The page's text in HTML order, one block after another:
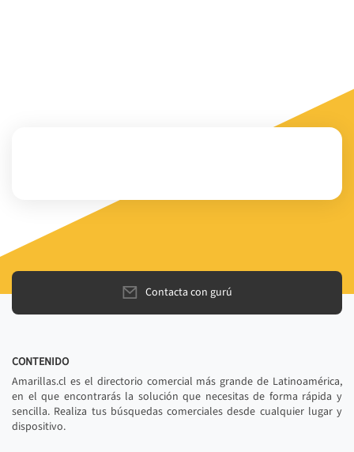
Contacta con gurú
CONTENIDO
Amarillas.cl es el directorio comercial más grande de Latinoamérica,
en el que encontrarás la solución que necesitas de forma rápida y
sencilla. Realiza tus búsquedas comerciales desde cualquier lugar y
dispositivo.